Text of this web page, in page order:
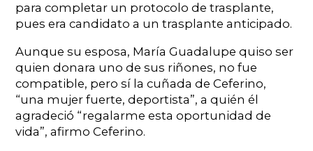
para completar un protocolo de trasplante,
pues era candidato a un trasplante anticipado.
Aunque su esposa, María Guadalupe quiso ser
quien donara uno de sus riñones, no fue
compatible, pero sí la cuñada de Ceferino,
“una mujer fuerte, deportista”, a quién él
agradeció “regalarme esta oportunidad de
vida”, afirmo Ceferino.